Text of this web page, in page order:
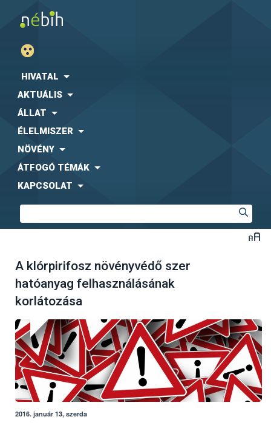
HIVATAL
AKTUÁLIS
ÁLLAT
ÉLELMISZER
NÖVÉNY
ÁTFOGÓ TÉMÁK
KAPCSOLAT
A klórpirifosz növényvédő szer
hatóanyag felhasználásának
korlátozása
2016. január 13, szerda